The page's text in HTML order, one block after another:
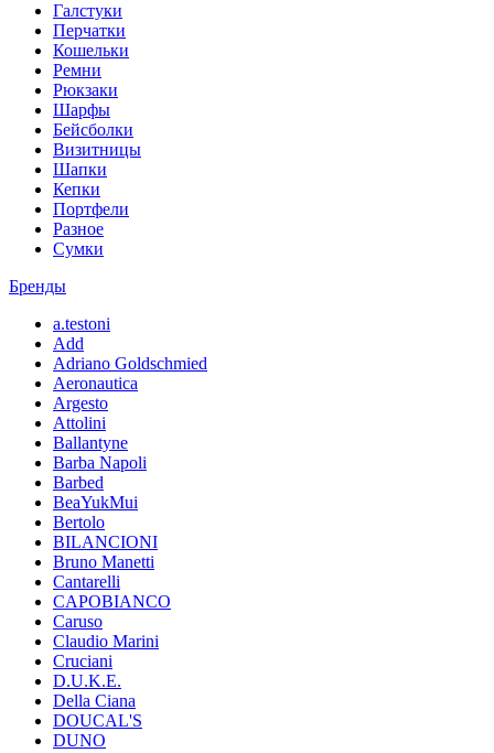
Галстуки
Перчатки
Кошельки
Ремни
Рюкзаки
Шарфы
Бейсболки
Визитницы
Шапки
Кепки
Портфели
Разное
Сумки
Бренды
a.testoni
Add
Adriano Goldschmied
Aeronautica
Argesto
Attolini
Ballantyne
Barba Napoli
Barbed
BeaYukMui
Bertolo
BILANCIONI
Bruno Manetti
Cantarelli
CAPOBIANCO
Caruso
Claudio Marini
Cruciani
D.U.K.E.
Della Ciana
DOUCAL'S
DUNO